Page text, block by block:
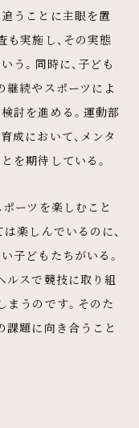
うことに主眼を置
も実施し、その実態
う。同時に、子ども
継続やスポーツによ
討を進める。運動部
成において、メンタ
を期待している。
ーツを楽しむこと
楽しんでいるのに、
子どもたちがいる。
ルスで競技に取り組
まうのです。そのた
課題に向き合うこと